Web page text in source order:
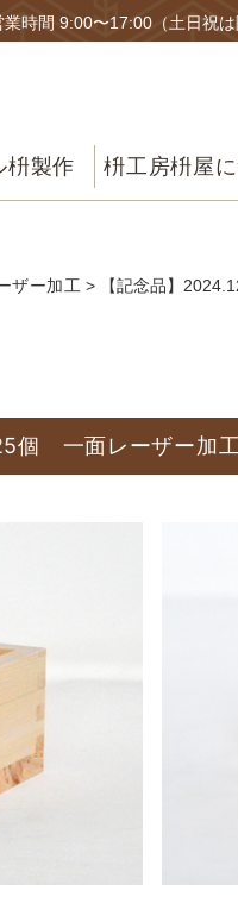
業時間 9:00〜17:00（土日祝は
枡製作 枡工房枡屋
ザー加工 > 【記念品】
個 一面レーザー加